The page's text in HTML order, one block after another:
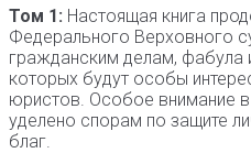
Том 1: Настоящая книга
Федерального Верховного
гражданским делам, фабула
которых будут особы
юристов. Особое внимание
уделено спорам по защите
благ.